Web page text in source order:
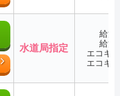
水道局指定
給湯
給湯
エコキ
エコキ